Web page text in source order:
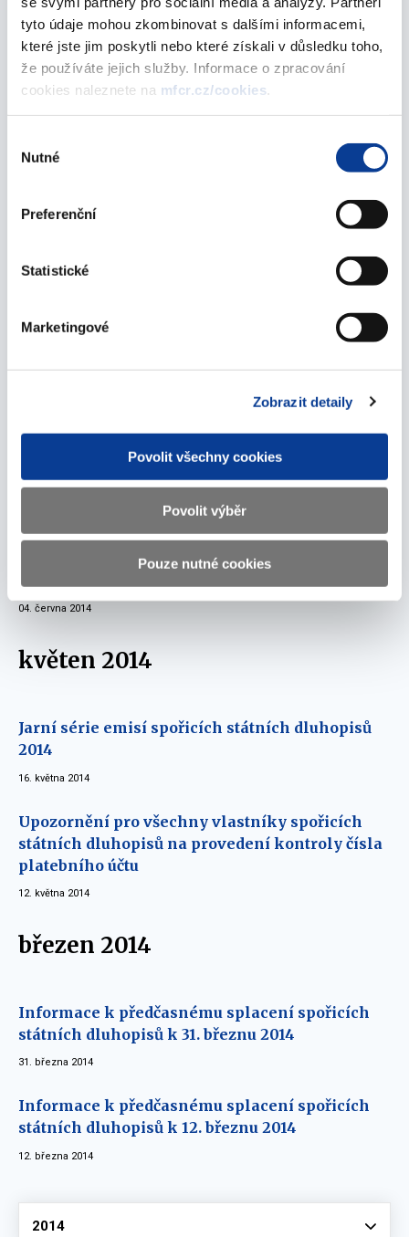
tyto údaje mohou zkombinovat s dalšími informacemi,
které jste jim poskytli nebo které získali v důsledku toho,
že používáte jejich služby. Informace o zpracování
cookies naleznete na mfcr.cz/cookies
souhlasu
Nutné
Preferenční
Statistické
Marketingové
Zobrazit detaily
Povolit všechny cookies
Povolit výběr
Pouze nutné cookies
30. června 2014
Splacení Diskontovaného spořicího státního
dluhopisu České republiky, 2012–2014
12. června 2014
Oznámení Ministerstva financí o vydání
formou reinvestice výnosu
Statistika jarní emise spořicích státních
12. června 2014
Informace k předčasnému splacení spořicích
státních dluhopisů k 12. 6. 2014
MF eviduje sumu objednávek spořicích státních
dluhopisů ve výši 1,45 mld. Kč
Objednávky spořicích státních dluhopisů dnes
končí
04. června 2014
květen 2014
Jarní série emisí spořicích státních dluhopisů
2014
16. května 2014
Upozornění pro všechny vlastníky spořicích
státních dluhopisů na provedení kontroly čísla
platebního účtu
12. května 2014
březen 2014
Informace k předčasnému splacení spořicích
státních dluhopisů k 31. březnu 2014
31. března 2014
Informace k předčasnému splacení spořicích
státních dluhopisů k 12. březnu 2014
12. března 2014
Vyberte
2014